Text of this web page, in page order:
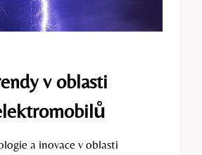
v oblasti
a inovace v oblasti